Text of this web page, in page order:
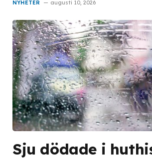
NYHETER augusti 10, 2026
Sju dödade i